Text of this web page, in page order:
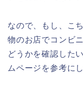
なので、もし、こ
物のお店でコンビ
どうかを確認した
ムページを参考に